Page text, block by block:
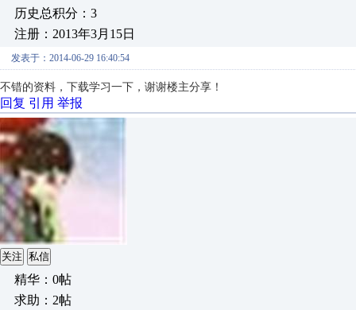
历史总积分：3
注册：2013年3月15日
发表于：2014-06-29 16:40:54
不错的资料，下载学习一下，谢谢楼主分享！
回复 引用 举报
关注 私信
精华：0帖
求助：2帖